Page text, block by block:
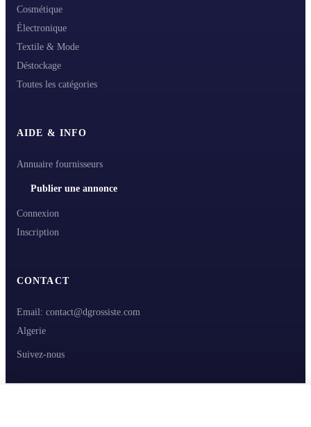
Cosmétique
Électronique
Textile & Mode
Déstockage
Toutes les catégories
AIDE & INFO
Annuaire fournisseurs
Publier une annonce
Connexion
Inscription
CONTACT
Email: contact@dgrossiste.com
Algerie
Suivez-nous